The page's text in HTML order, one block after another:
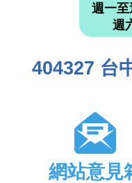
週一
週
404327 台
網站意見